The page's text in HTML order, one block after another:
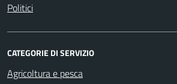
Politici
CATEGORIE DI SERVIZIO
Agricoltura e pesca